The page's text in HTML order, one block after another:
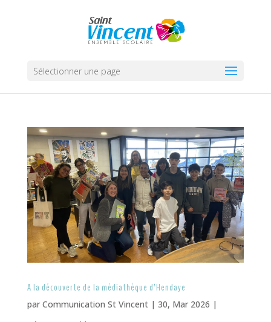
Sélectionner une page
A la découverte de la médiathèque d’Hendaye
par Communication St Vincent| 30, Mar 2026 |